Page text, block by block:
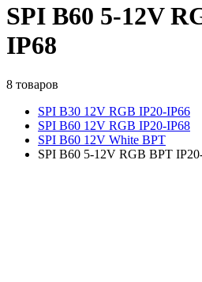
SPI B60 5-12V
IP68
8 товаров
SPI B30 12V RGB IP20-IP66
SPI B60 12V RGB IP20-IP68
SPI B60 12V White BPT
SPI B60 5-12V RGB BPT